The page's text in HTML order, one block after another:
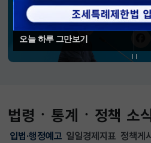
오늘 하루 그만보기
소통하는 경제 리더
법령ㆍ통계ㆍ정책 소
입법·행정예고 일일경제지표 정책게